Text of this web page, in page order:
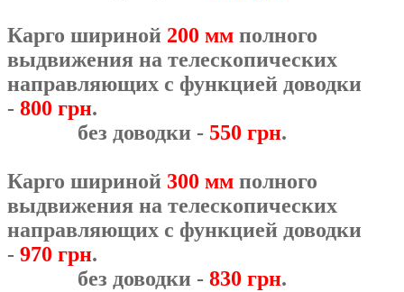
Карго шириной 200 мм полного
выдвижения на телескопических
направляющих с функцией доводки
- 800 грн.
без доводки - 550 грн.
Карго шириной 300 мм полного
выдвижения на телескопических
направляющих с функцией доводки
- 970 грн.
без доводки - 830 грн.